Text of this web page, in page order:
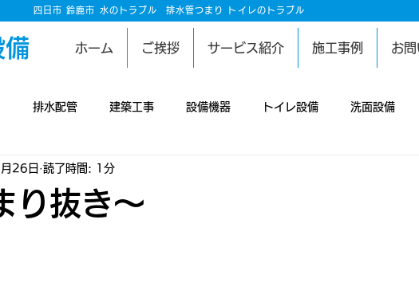
排水管つまり トイレのトラブル
四日市 鈴鹿市 水のトラブル
備 ホーム ご挨拶 サービス紹介 施工事例 お
排水配管 建築工事 設備機器 トイレ設備 洗面設備
雨漏り修理 困
り抜き～
26日 読了時間: 1分